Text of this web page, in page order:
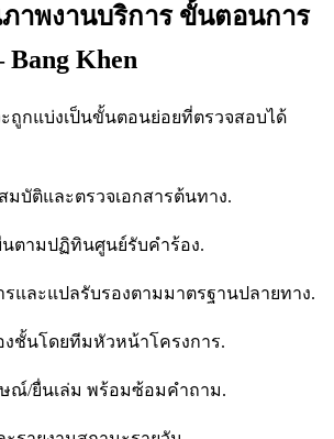
าพงานบริการ ขั้นตอนการ
Khen
ะถูกแบ่งเป็นขั้นตอนย่อยที่ตรวจสอบได้
บัติและตรวจเอกสารต้นทาง.
ตามปฏิทินศูนย์รับคำร้อง.
รและแปลรับรองตามมาตรฐานปลายทาง.
งชั้นโดยทีมหัวหน้าโครงการ.
ณ์/ยื่นเล่ม พร้อมซ้อมคำถาม.